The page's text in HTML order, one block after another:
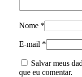
Nome *
E-mail *
Salvar meus
que eu comentar.